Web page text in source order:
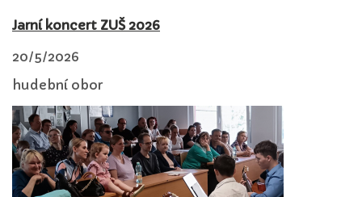
Jarní koncert ZUŠ 2026
20/5/2026
hudební obor